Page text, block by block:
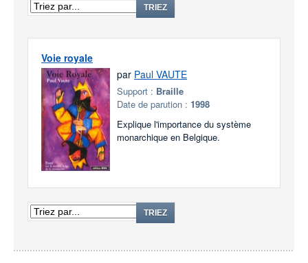
TRIEZ
Voie royale
par Paul VAUTE
Support : Braille
Date de parution : 1998
Explique l'importance du système
monarchique en Belgique.
TRIEZ